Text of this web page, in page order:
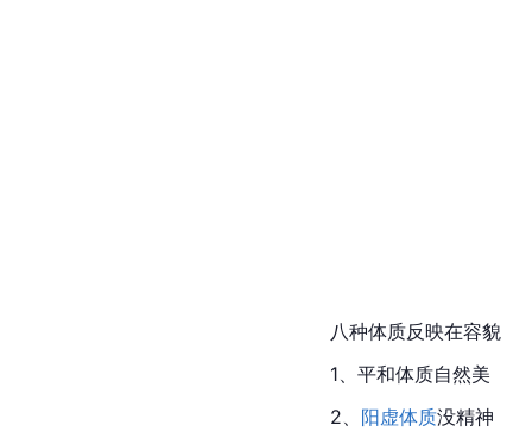
八种体质反映在容貌
1、平和体质自然美
2、 阳虚体质没精神